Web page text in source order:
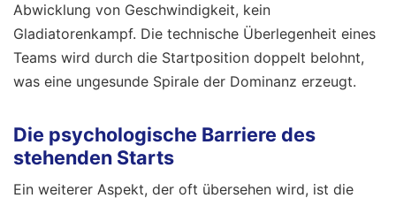
Abwicklung von Geschwindigkeit, kein
Gladiatorenkampf. Die technische Überlegenheit eines
Teams wird durch die Startposition doppelt belohnt,
was eine ungesunde Spirale der Dominanz erzeugt.
Die psychologische Barriere des
stehenden Starts
Ein weiterer Aspekt, der oft übersehen wird, ist die